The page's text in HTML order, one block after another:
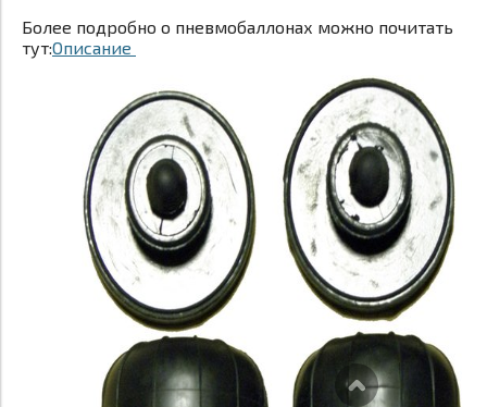
Более подробно о пневмобаллонах можно почитать
тут:Описание